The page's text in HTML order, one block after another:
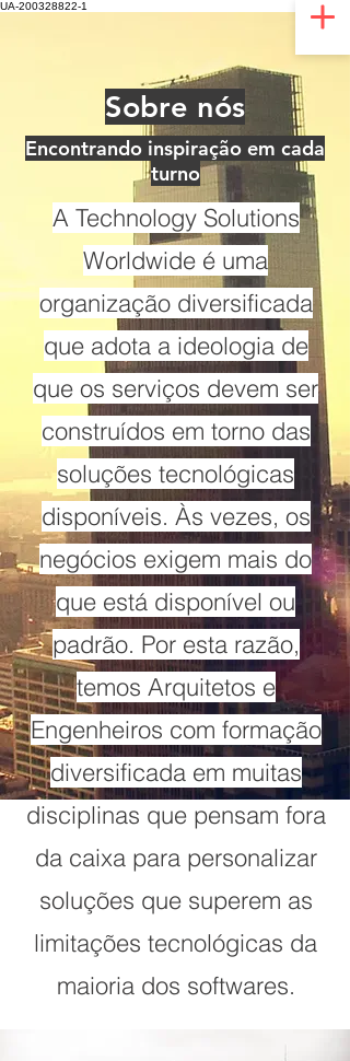
UA-200328822-1
Sobre nós
Encontrando inspiração em cada
turno
A Technology Solutions
Worldwide é uma
organização diversificada
que adota a ideologia de
que os serviços devem ser
construídos em torno das
soluções tecnológicas
disponíveis. Às vezes, os
negócios exigem mais do
que está disponível ou
padrão. Por esta razão,
temos Arquitetos e
Engenheiros com formação
diversificada em muitas
disciplinas que pensam fora
da caixa para personalizar
soluções que superem as
limitações tecnológicas da
maioria dos softwares.